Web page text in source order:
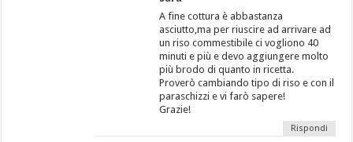
A fine cottura è abbastanza
asciutto,ma per riuscire ad arrivare ad
un riso commestibile ci vogliono 40
minuti e più e devo aggiungere molto
più brodo di quanto in ricetta.
Proverò cambiando tipo di riso e con il
paraschizzi e vi farò sapere!
Grazie!
Rispondi